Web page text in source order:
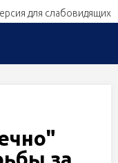
для слабовидящих